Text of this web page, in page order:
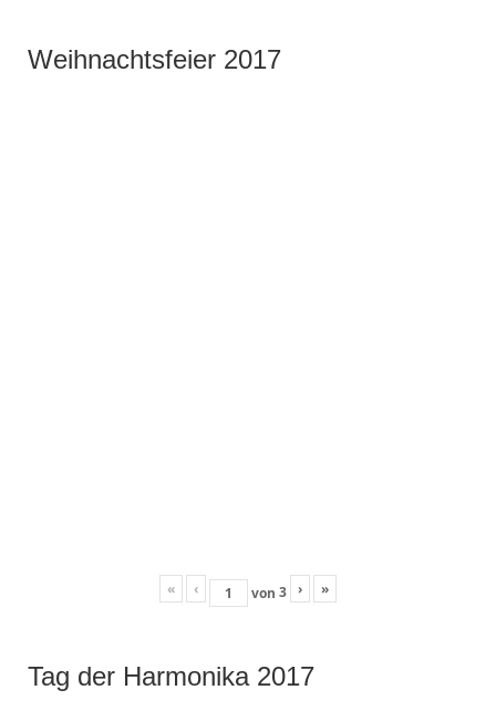
Weihnachtsfeier 2017
« ‹ von 3 › »
Tag der Harmonika 2017